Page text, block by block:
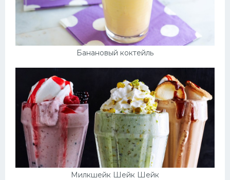
Банановый коктейль
Милкшейк Шейк Шейк